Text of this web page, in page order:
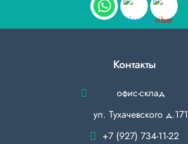
Контакты
офис-склад
ул. Тухачевского д.171
+7 (927) 734-11-22